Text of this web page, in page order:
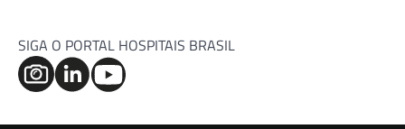
SIGA O PORTAL HOSPITAIS BRASIL